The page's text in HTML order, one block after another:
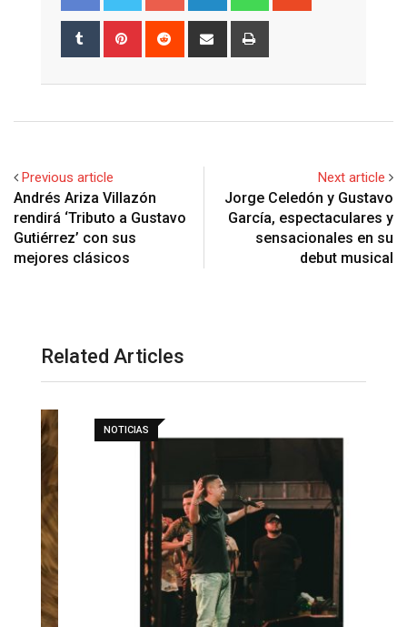
Tumblr Pinterest Reddit
Share
Previous article
Andrés Ariza Villazón
rendirá ‘Tributo a Gustavo
Gutiérrez’ con sus
mejores clásicos
Next article
Jorge Celedón y Gustavo
García, espectaculares y
sensacionales en su
debut musical
Related Articles
NOTICIAS